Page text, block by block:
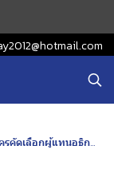
งรัฐ เป็นกรรมการสรรหากรรมการกำกับกิจการพลังงาน